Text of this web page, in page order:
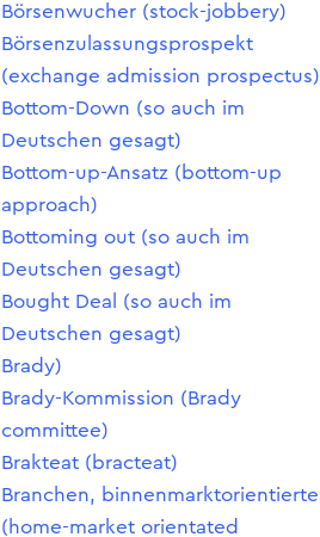
Börsenwucher (stock-jobbery)
Börsenzulassungsprospekt
(exchange admission prospectus)
Bottom-Down (so auch im
Deutschen gesagt)
Bottom-up-Ansatz (bottom-up
approach)
Bottoming out (so auch im
Deutschen gesagt)
Bought Deal (so auch im
Deutschen gesagt)
Brady)
Brady-Kommission (Brady
committee)
Brakteat (bracteat)
Branchen, binnenmarktorientierte
(home-market orientated